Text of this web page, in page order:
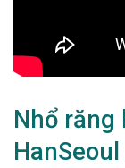
Nhổ